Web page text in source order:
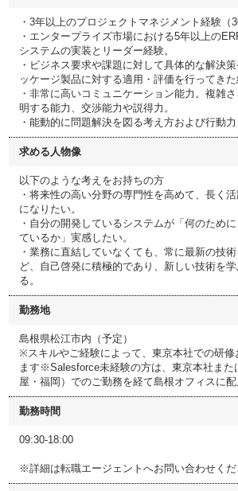
・3年以上のプロジェクトマネジメント経験（
・エンタープライズ市場における5年以上の
システムの実装とリーダー経験。
・ビジネス要求や課題に対して具体的な解決
ッケージ製品に対する適用・評価を行ってきた
・非常に高いコミュニケーション能力。複雑
明する能力、交渉能力や説得力。
・能動的に問題解決を図る考え方および行動力
求める人物像
以下のような考えをお持ちの方
・将来性の高い分野の専門性を高めて、長く
になりたい。
・自分の開発しているシステムが「何のため
ているか」実感したい。
・業務に直結していなくても、常に最新の技
ど、自己啓発に積極的であり、新しい技術を
る。
勤務地
島根県松江市内（予定）
※スキルやご経験によって、東京本社での研修
ます※Salesforce未経験の方は、東京本社また
屋・福岡）でのご勤務を経て島根オフィスに配
勤務時間
09:30-18:00
※詳細は転職エージェントへお問い合わせくだ